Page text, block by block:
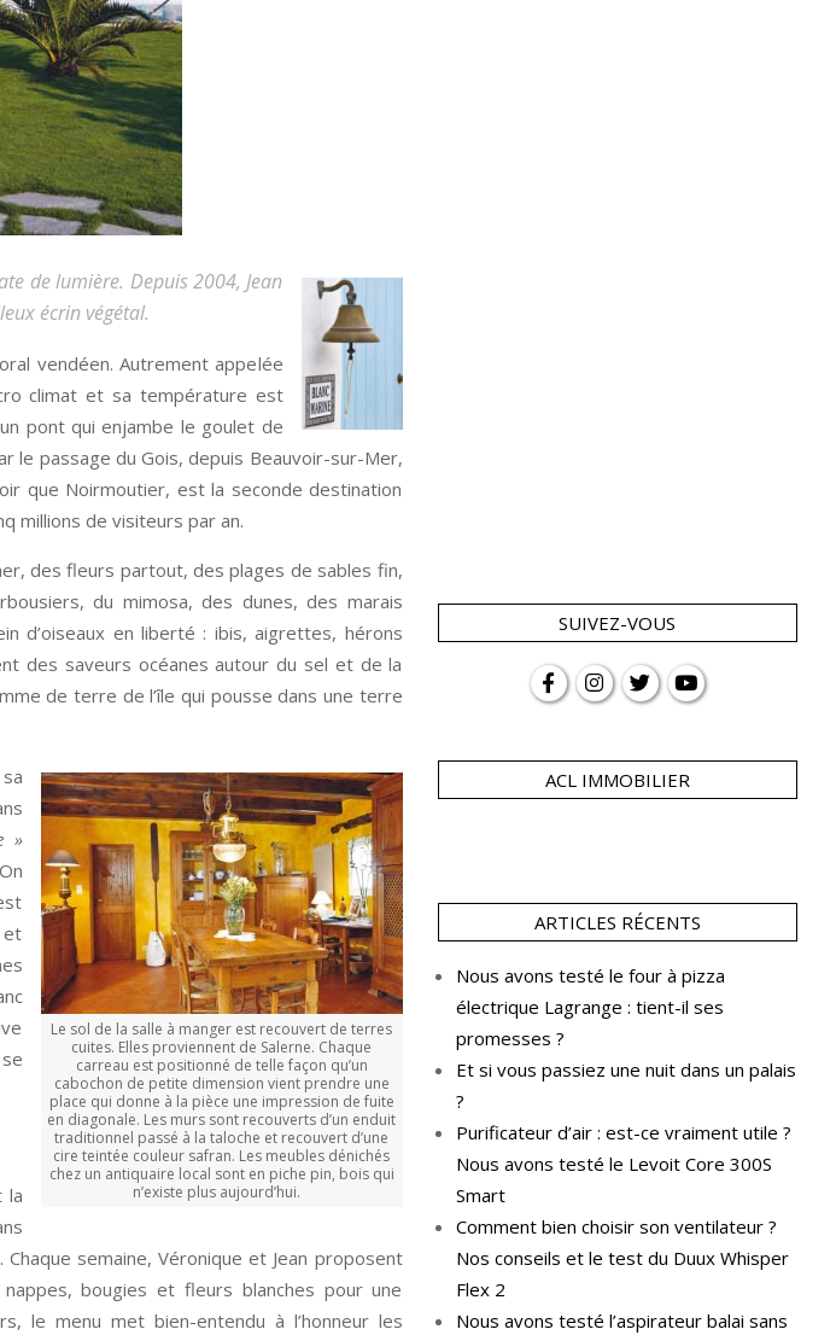
de lumière. Depuis 2004, Jean
écrin végétal.
vendéen. Autrement appelée
climat et sa température est
pont qui enjambe le goulet de
le passage du Gois, depuis Beauvoir-sur-Mer,
que Noirmoutier, est la seconde destination
millions de visiteurs par an.
des fleurs partout, des plages de sables fin,
du mimosa, des dunes, des marais
d’oiseaux en liberté : ibis, aigrettes, hérons
des saveurs océanes autour du sel et de la
de terre de l’île qui pousse dans une terre
Le sol de la salle à manger est recouvert de terres
cuites. Elles proviennent de Salerne. Chaque
carreau est positionné de telle façon qu’un
cabochon de petite dimension vient prendre une
place qui donne à la pièce une impression de fuite
en diagonale. Les murs sont recouverts d’un enduit
traditionnel passé à la taloche et recouvert d’une
cire teintée couleur safran. Les meubles dénichés
chez un antiquaire local sont en piche pin, bois qui
n’existe plus aujourd’hui.
»
et
la
semaine, Véronique et Jean proposent
bougies et fleurs blanches pour une
le menu met bien-entendu à l’honneur les
SUIVEZ-VOUS
ACL IMMOBILIER
ARTICLES RÉCENTS
Nous avons testé le four à pizza
électrique Lagrange : tient-il ses
promesses ?
Et si vous passiez une nuit dans un palais
?
Purificateur d’air : est-ce vraiment utile ?
Nous avons testé le Levoit Core 300S
Smart
Comment bien choisir son ventilateur ?
Nos conseils et le test du Duux Whisper
Flex 2
Nous avons testé l’aspirateur balai sans